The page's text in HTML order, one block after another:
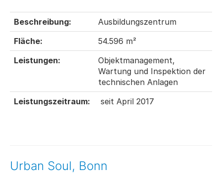
Beschreibung:
Ausbildungszentrum
Fläche:
54.596 m²
Leistungen:
Objektmanagement,
Wartung und Inspektion der
technischen Anlagen
Leistungszeitraum:
seit April 2017
Urban Soul, Bonn